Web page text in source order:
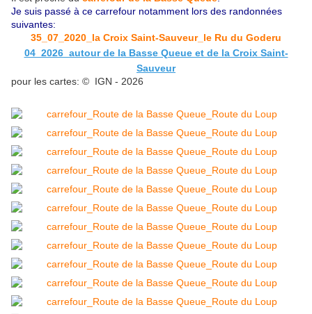
Je suis passé à ce carrefour notamment lors des randonnées
suivantes:
35_07_2020_la Croix Saint-Sauveur_le Ru du Goderu
04_2026_autour de la Basse Queue et de la Croix Saint-
Sauveur
pour les cartes: © IGN - 2026